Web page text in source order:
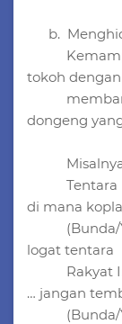
b.
tokoh
dongeng
Misalnya
Tentara
di mana
(Bunda/
logat tentara
Rakyat
… jangan
(Bunda/